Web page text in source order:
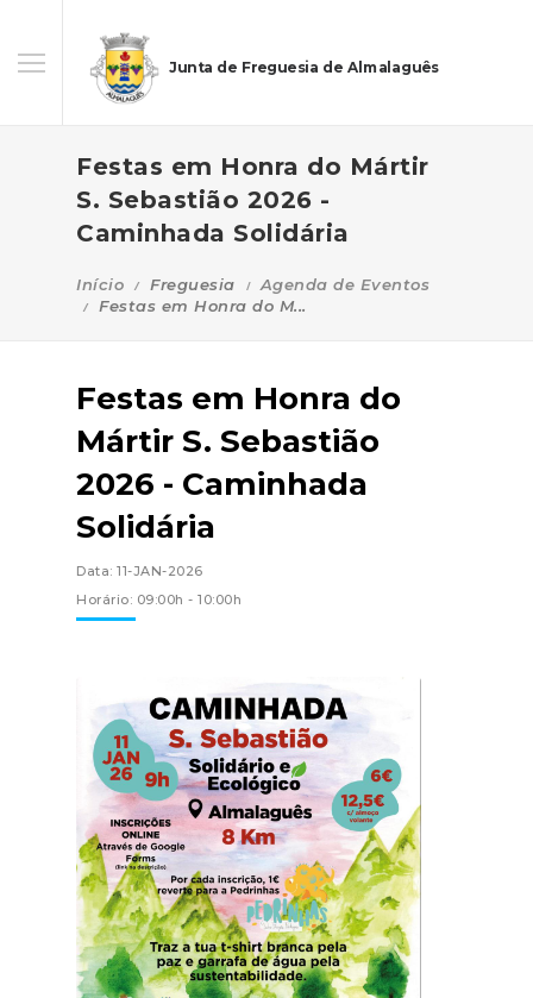
Junta de Freguesia de Almalaguês
Festas em Honra do Mártir
S. Sebastião 2026 -
Caminhada Solidária
Início Freguesia
Agenda de Eventos
Festas em Honra do M...
Festas em Honra do
Mártir S. Sebastião
2026 - Caminhada
Solidária
Data: 11-JAN-2026
Horário: 09:00h - 10:00h